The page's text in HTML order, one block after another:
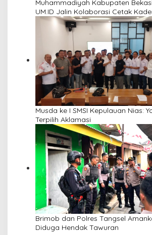
Muhammadiyah Kabupaten
UM.ID Jalin Kolaborasi Cetak
Musda ke I SMSI Kepulauan Nias:
Terpilih Aklamasi
Brimob dan Polres Tangsel
Diduga Hendak Tawuran